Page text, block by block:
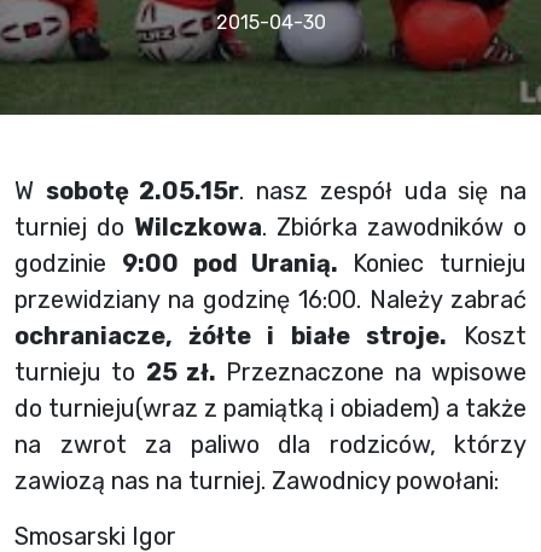
2015-04-30
W sobotę 2.05.15r. nasz zespół uda się na
turniej do Wilczkowa. Zbiórka zawodników o
godzinie 9:00 pod Uranią. Koniec turnieju
przewidziany na godzinę 16:00. Należy zabrać
ochraniacze, żółte i białe stroje. Koszt
turnieju to 25 zł. Przeznaczone na wpisowe
do turnieju(wraz z pamiątką i obiadem) a także
na zwrot za paliwo dla rodziców, którzy
zawiozą nas na turniej. Zawodnicy powołani:
Smosarski Igor